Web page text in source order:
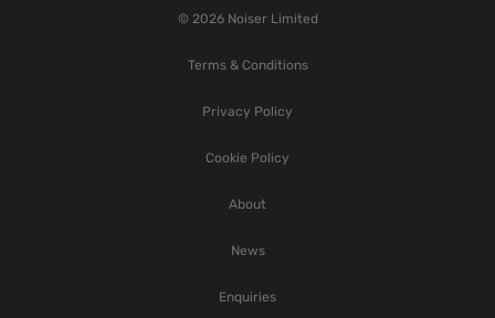
© 2026 Noiser Limited
Terms & Conditions
Privacy Policy
Cookie Policy
About
News
Enquiries